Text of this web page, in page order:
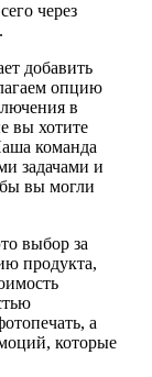
через
добавить
опцию
в
вы хотите
команда
задачами и
вы могли
выбор за
продукта,
а
которые